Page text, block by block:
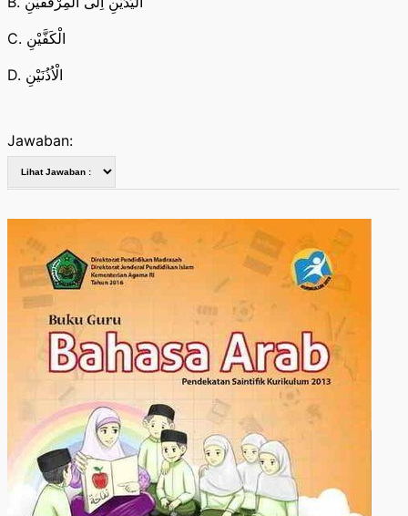
C. الْكَفَّيْنِ
D. الْاُذُنَيْنِ
Jawaban: